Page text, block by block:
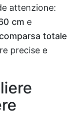
attenzione:
cm e
totale
precise e